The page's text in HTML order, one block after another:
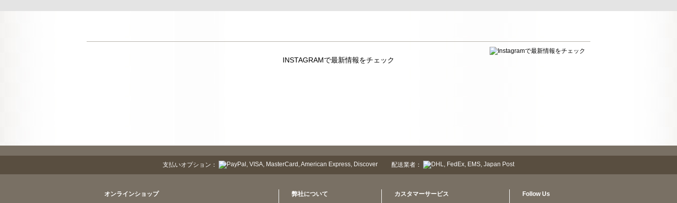
INSTAGRAMで最新情報をチェック
支払いオプション： 配送業者：
オンラインショップ 弊社について カスタマーサービス Follow Us